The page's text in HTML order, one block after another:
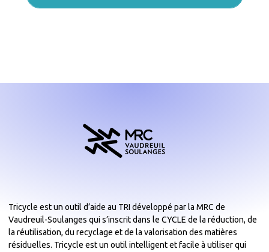
Tricycle est un outil d’aide au TRI développé par la MRC de
Vaudreuil-Soulanges qui s’inscrit dans le CYCLE de la réduction, de
la réutilisation, du recyclage et de la valorisation des matières
résiduelles. Tricycle est un outil intelligent et facile à utiliser qui